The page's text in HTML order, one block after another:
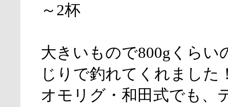
～2杯
大きいもので800gくらい
じりで釣れてくれました
オモリグ・和田式でも、